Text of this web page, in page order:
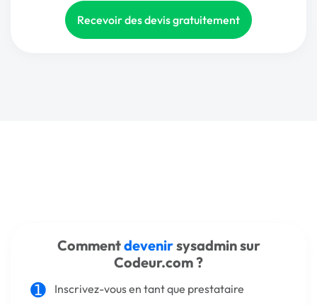
Recevoir des devis gratuitement
Commentdevenirsysadmin sur
Codeur.com ?
Inscrivez-vousen tant que prestataire